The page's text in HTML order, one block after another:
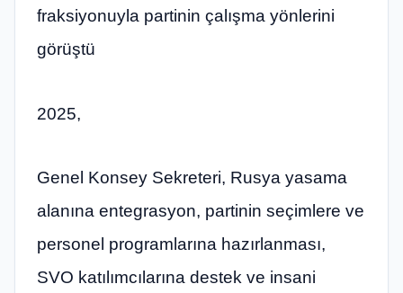
fraksiyonuyla partinin çalışma yönlerini
görüştü
2025,
Genel Konsey Sekreteri, Rusya yasama
alanına entegrasyon, partinin seçimlere ve
personel programlarına hazırlanması,
SVO katılımcılarına destek ve insani